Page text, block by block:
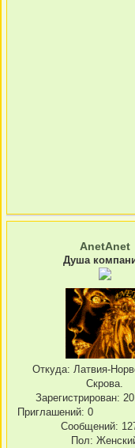
AnetAnet
Душа
Откуда: Латвия-
Скрова.
Зарегистрирован:
Приглашений: 0
Сообщений:
Пол: